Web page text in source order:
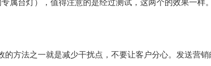
专属台灯），值得注意的是经过测试，这两个的效果一样。
的方法之一就是减少干扰点，不要让客户分心。发送营